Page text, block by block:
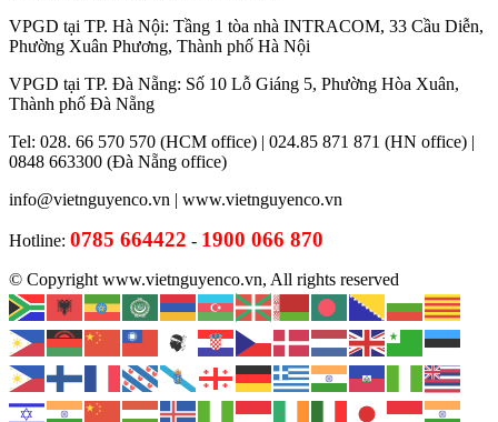
VPGD tại TP. Hà Nội: Tầng 1 tòa nhà INTRACOM, 33 Cầu Diễn,
Phường Xuân Phương, Thành phố Hà Nội
VPGD tại TP. Đà Nẵng: Số 10 Lỗ Giáng 5, Phường Hòa Xuân,
Thành phố Đà Nẵng
Tel: 028. 66 570 570 (HCM office) | 024.85 871 871 (HN office) |
0848 663300 (Đà Nẵng office)
info@vietnguyenco.vn | www.vietnguyenco.vn
Hotline: 0785 664422 - 1900 066 870
© Copyright www.vietnguyenco.vn, All rights reserved